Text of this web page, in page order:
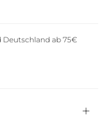
Deutschland ab 75€